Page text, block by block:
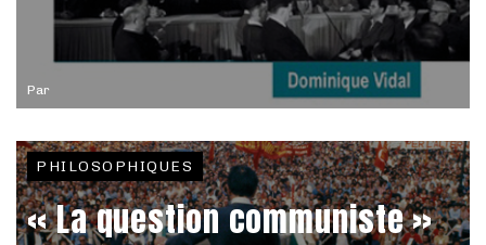
Par
PHILOSOPHIQUES
« La question communiste »